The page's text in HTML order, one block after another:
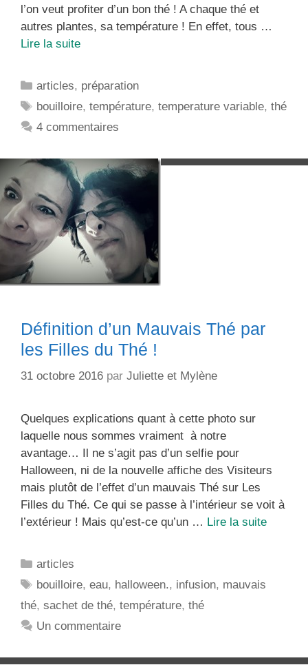
l’on veut profiter d’un bon thé ! A chaque thé et
autres plantes, sa température ! En effet, tous …
Lire la suiteQuelle
choisir
pour
que
le
thé
ne
soit
plus
une
fatalité
?
Catégories
articles, préparation
Étiquettes
bouilloire,température,temperature variable,thé
4 commentaires
Définition d’un Mauvais Thé par
les Filles du Thé !
31 octobre 2016 par Juliette et Mylène
Quelques explications quant à cette photo sur
laquelle nous sommes vraiment à notre
avantage… Il ne s’agit pas d’un selfie pour
Halloween, ni de la nouvelle affiche des Visiteurs
mais plutôt de l’effet d’un mauvais Thé sur Les
Filles du Thé. Ce qui se passe à l’intérieur se voit à
l’extérieur ! Mais qu’est-ce qu’un … Lire la suite
Thé
Catégories
articles
Étiquettes
bouilloire,eau, halloween., infusion, mauvais
thé, sachet de thé, température, thé
Un commentaire